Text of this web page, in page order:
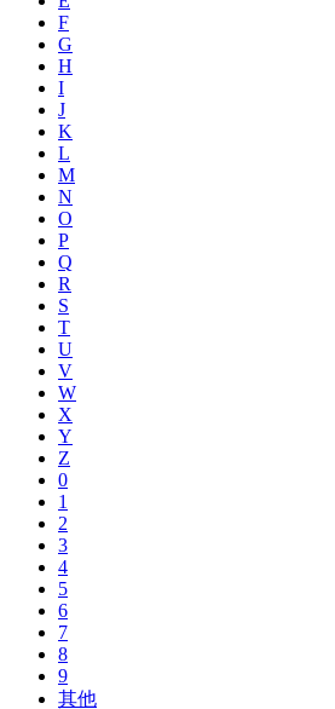
F
G
H
I
J
K
L
M
N
O
P
Q
R
S
T
U
V
W
X
Y
Z
0
1
2
3
4
5
6
7
8
9
其他